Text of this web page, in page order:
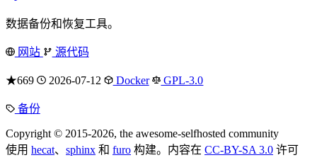
数据备份和恢复工具。
网站 源代码
★669 2026-07-12 Docker GPL-3.0
备份
Copyright © 2015-2026, the awesome-selfhosted community
使用 hecat、 sphinx 和 furo 构建。内容在 CC-BY-SA 3.0 许可